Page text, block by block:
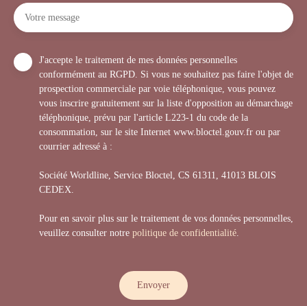
Votre message
J'accepte le traitement de mes données personnelles
conformément au RGPD. Si vous ne souhaitez pas faire l'objet de
prospection commerciale par voie téléphonique, vous pouvez
vous inscrire gratuitement sur la liste d'opposition au démarchage
téléphonique, prévu par l'article L223-1 du code de la
consommation, sur le site Internet www.bloctel.gouv.fr ou par
courrier adressé à :
Société Worldline, Service Bloctel, CS 61311, 41013 BLOIS
CEDEX.
Pour en savoir plus sur le traitement de vos données personnelles,
veuillez consulter notre politique de confidentialité
Envoyer